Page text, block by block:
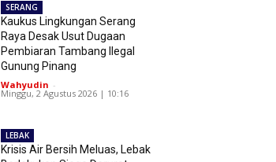
SERANG
Kaukus Lingkungan Serang
Raya Desak Usut Dugaan
Pembiaran Tambang Ilegal
Gunung Pinang
Wahyudin -
Minggu, 2 Agustus 2026 | 10:16
LEBAK
Krisis Air Bersih Meluas, Lebak